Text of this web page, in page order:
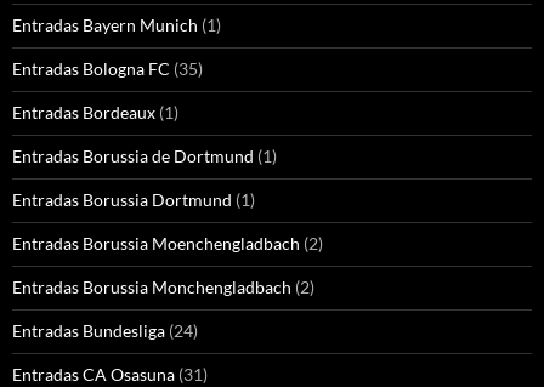
Entradas Bayern Munich (1)
Entradas Bologna FC (35)
Entradas Bordeaux (1)
Entradas Borussia de Dortmund (1)
Entradas Borussia Dortmund (1)
Entradas Borussia Moenchengladbach (2)
Entradas Borussia Monchengladbach (2)
Entradas Bundesliga (24)
Entradas CA Osasuna (31)